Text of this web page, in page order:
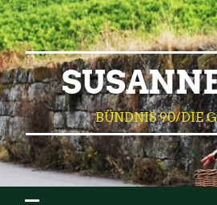
BÜNDNIS 90/DIE